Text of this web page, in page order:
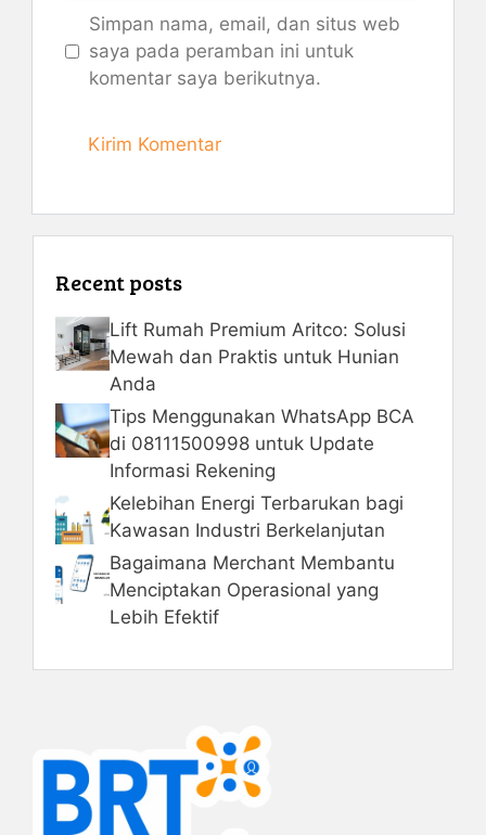
Simpan nama, email, dan situs web
saya pada peramban ini untuk
komentar saya berikutnya.
Recent posts
Lift Rumah Premium Aritco: Solusi
Mewah dan Praktis untuk Hunian
Anda
Tips Menggunakan WhatsApp BCA
di 08111500998 untuk Update
Informasi Rekening
Kelebihan Energi Terbarukan bagi
Kawasan Industri Berkelanjutan
Bagaimana Merchant Membantu
Menciptakan Operasional yang
Lebih Efektif